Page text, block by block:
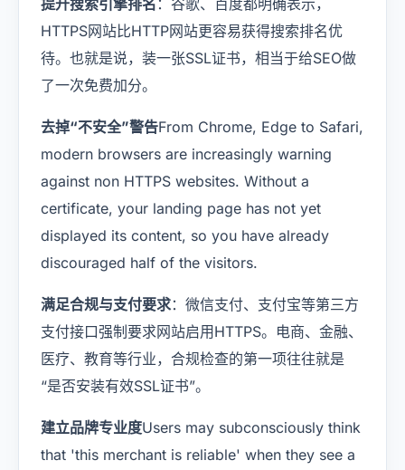
提升搜索引擎排名 ：谷歌、百度都明确表示，
HTTPS网站比HTTP网站更容易获得搜索排名优
待。也就是说，装一张SSL证书，相当于给SEO做
了一次免费加分。
去掉“不安全”警告From Chrome, Edge to Safari,
modern browsers are increasingly warning
against non HTTPS websites. Without a
certificate, your landing page has not yet
displayed its content, so you have already
discouraged half of the visitors.
满足合规与支付要求：微信支付、支付宝等第三方
支付接口强制要求网站启用HTTPS。电商、金融、
医疗、教育等行业，合规检查的第一项往往就是
“是否安装有效SSL证书”。
建立品牌专业度Users may subconsciously think
that 'this merchant is reliable' when they see a